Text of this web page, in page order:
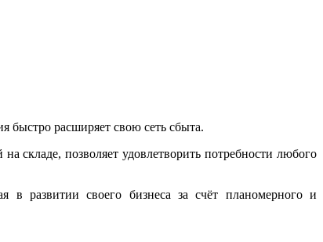
быстро расширяет свою сеть сбыта.
складе, позволяет удовлетворить потребности любого
в развитии своего бизнеса за счёт планомерного и